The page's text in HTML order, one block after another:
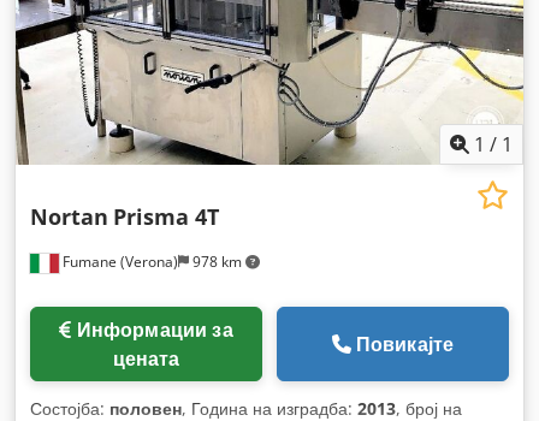
1 / 1
Fumane (Verona) 978 km
Nortan Prisma 4T
цената
Повикајте
Состојба: половен, Година на изградба: 2013, број на